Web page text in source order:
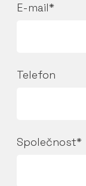
E-mail*
Telefon
Společnost*